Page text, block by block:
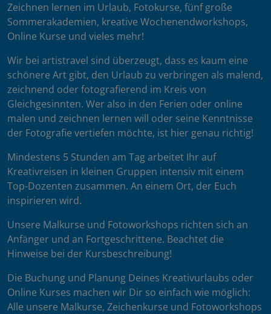
Zeichnen lernen im Urlaub, Fotokurse, fünf große
Sommerakademien, kreative Wochenendworkshops,
Online Kurse und vieles mehr!
Wir bei artistravel sind überzeugt, dass es kaum eine
schönere Art gibt, den Urlaub zu verbringen als malend,
zeichnend oder fotografierend im Kreis von
Gleichgesinnten. Wer also in den Ferien oder online
malen und zeichnen lernen will oder seine Kenntnisse
der Fotografie vertiefen möchte, ist hier genau richtig!
Mindestens 5 Stunden am Tag arbeitet Ihr auf
Kreativreisen in kleinen Gruppen intensiv mit einem
Top-Dozenten zusammen. An einem Ort, der Euch
inspirieren wird.
Unsere Malkurse und Fotoworkshops richten sich an
Anfänger und an Fortgeschrittene. Beachtet die
Hinweise bei der Kursbeschreibung!
Die Buchung und Planung Deines Kreativurlaubs oder
Online Kurses machen wir Dir so einfach wie möglich:
Alle unsere Malkurse, Zeichenkurse und Fotoworkshops